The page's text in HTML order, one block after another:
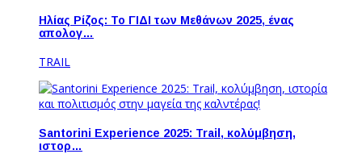
Ηλίας Ρίζος: Το ΓΙΔΙ των Μεθάνων 2025, ένας
απολογ…
TRAIL
Santorini Experience 2025: Trail, κολύμβηση,
ιστορ…